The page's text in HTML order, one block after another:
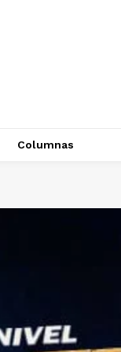
Columnas